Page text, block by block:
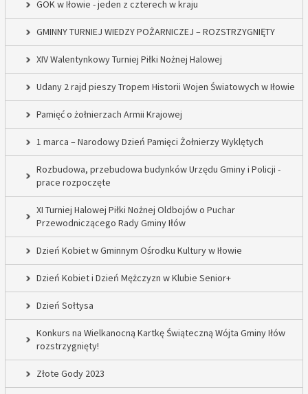
GOK w Iłowie - jeden z czterech w kraju
GMINNY TURNIEJ WIEDZY POŻARNICZEJ – ROZSTRZYGNIĘTY
XIV Walentynkowy Turniej Piłki Nożnej Halowej
Udany 2 rajd pieszy Tropem Historii Wojen Światowych w Iłowie
Pamięć o żołnierzach Armii Krajowej
1 marca – Narodowy Dzień Pamięci Żołnierzy Wyklętych
Rozbudowa, przebudowa budynków Urzędu Gminy i Policji -
prace rozpoczęte
XI Turniej Halowej Piłki Nożnej Oldbojów o Puchar
Przewodniczącego Rady Gminy Iłów
Dzień Kobiet w Gminnym Ośrodku Kultury w Iłowie
Dzień Kobiet i Dzień Mężczyzn w Klubie Senior+
Dzień Sołtysa
Konkurs na Wielkanocną Kartkę Świąteczną Wójta Gminy Iłów
rozstrzygnięty!
Złote Gody 2023